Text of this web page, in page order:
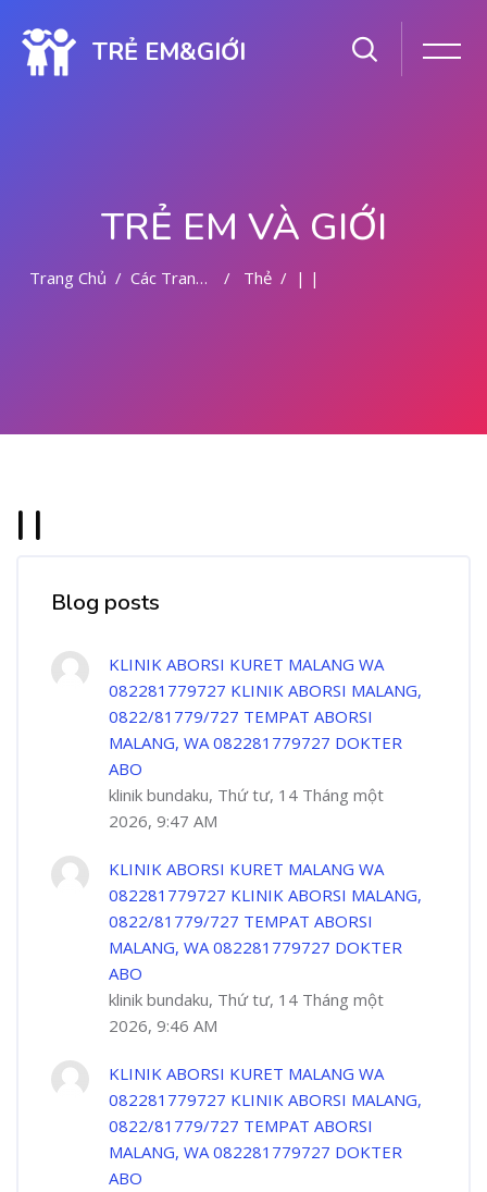
TRẺ EM&GIỚI
TRẺ EM VÀ GIỚI
Trang Chủ Các Trang Của Hệ Thống Thẻ | |
| |
Blog posts
KLINIK ABORSI KURET MALANG WA
082281779727 KLINIK ABORSI MALANG,
0822/81779/727 TEMPAT ABORSI
MALANG, WA 082281779727 DOKTER
ABO
klinik bundaku, Thứ tư, 14 Tháng một
2026, 9:47 AM
KLINIK ABORSI KURET MALANG WA
082281779727 KLINIK ABORSI MALANG,
0822/81779/727 TEMPAT ABORSI
MALANG, WA 082281779727 DOKTER
ABO
klinik bundaku, Thứ tư, 14 Tháng một
2026, 9:46 AM
KLINIK ABORSI KURET MALANG WA
082281779727 KLINIK ABORSI MALANG,
0822/81779/727 TEMPAT ABORSI
MALANG, WA 082281779727 DOKTER
ABO